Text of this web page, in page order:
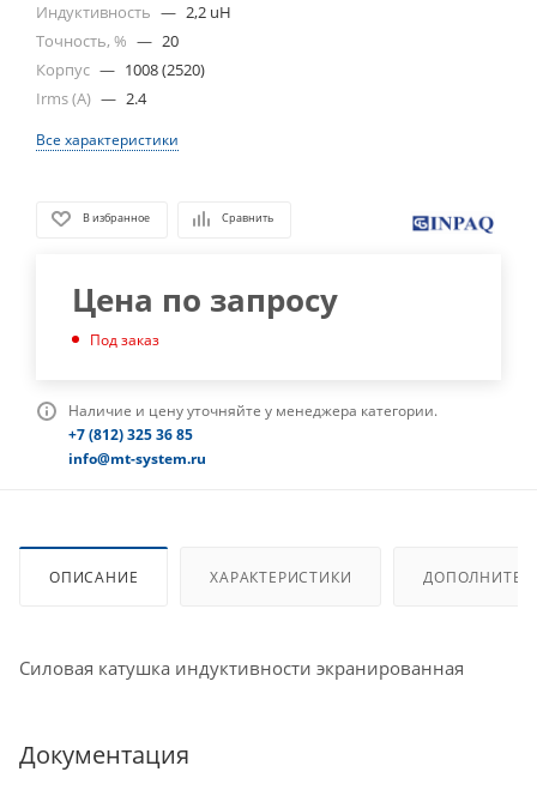
Индуктивность — 2,2 uH
Точность, % — 20
Корпус — 1008 (2520)
Irms (A) — 2.4
Все характеристики
В избранное Сравнить
Цена по запросу
Под заказ
Наличие и цену уточняйте у менеджера категории.
+7 (812) 325 36 85
info@mt-system.ru
ОПИСАНИЕ ХАРАКТЕРИСТИКИ
Силовая катушка индуктивности экранированная
Документация